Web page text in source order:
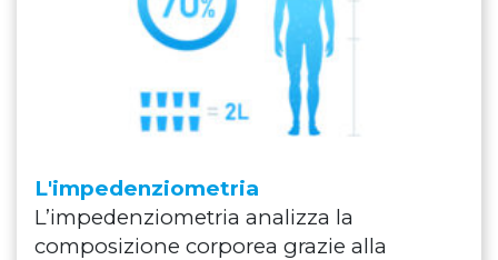
L'impedenziometria
L’impedenziometria analizza la
composizione corporea grazie alla